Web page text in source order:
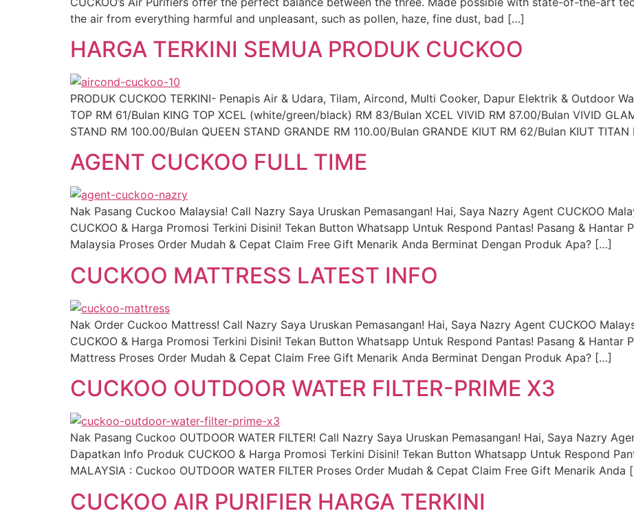
the air from everything harmful and unpleasant, such as pollen, haze, fine dust, bad […]
HARGA TERKINI SEMUA PRODUK CUCKOO
PRODUK CUCKOO TERKINI- Penapis Air & Udara, Tilam, Aircond, Multi Cooker, Dapur Elektrik & Outdoor
TOP RM 61/Bulan KING TOP XCEL (white/green/black) RM 83/Bulan XCEL VIVID RM 87.00/Bulan VIVID
STAND RM 100.00/Bulan QUEEN STAND GRANDE RM 110.00/Bulan GRANDE KIUT RM 62/Bulan KIUT
AGENT CUCKOO FULL TIME
Nak Pasang Cuckoo Malaysia! Call Nazry Saya Uruskan Pemasangan! Hai, Saya Nazry Agent CUCKOO
CUCKOO & Harga Promosi Terkini Disini! Tekan Button Whatsapp Untuk Respond Pantas! Pasang & Hantar
Malaysia Proses Order Mudah & Cepat Claim Free Gift Menarik Anda Berminat Dengan Produk Apa? […]
CUCKOO MATTRESS LATEST INFO
Nak Order Cuckoo Mattress! Call Nazry Saya Uruskan Pemasangan! Hai, Saya Nazry Agent CUCKOO
CUCKOO & Harga Promosi Terkini Disini! Tekan Button Whatsapp Untuk Respond Pantas! Pasang & Hantar
Mattress Proses Order Mudah & Cepat Claim Free Gift Menarik Anda Berminat Dengan Produk Apa? […]
CUCKOO OUTDOOR WATER FILTER-PRIME X3
Nak Pasang Cuckoo OUTDOOR WATER FILTER! Call Nazry Saya Uruskan Pemasangan! Hai, Saya Nazry
Dapatkan Info Produk CUCKOO & Harga Promosi Terkini Disini! Tekan Button Whatsapp Untuk Respond
MALAYSIA : Cuckoo OUTDOOR WATER FILTER Proses Order Mudah & Cepat Claim Free Gift Menarik Anda
CUCKOO AIR PURIFIER HARGA TERKINI